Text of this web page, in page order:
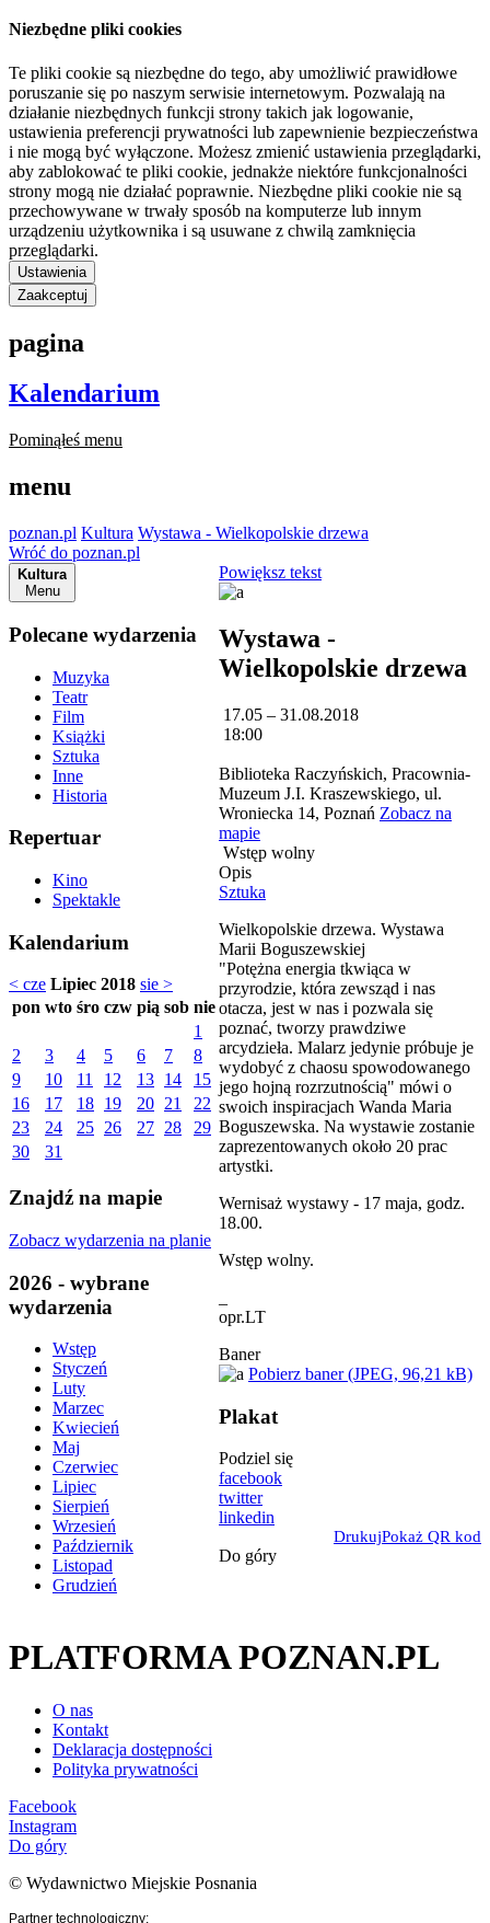
Niezbędne pliki cookies
Te pliki cookie są niezbędne do tego, aby umożliwić prawidłowe
poruszanie się po naszym serwisie internetowym. Pozwalają na
działanie niezbędnych funkcji strony takich jak logowanie,
ustawienia preferencji prywatności lub zapewnienie bezpieczeństwa
i nie mogą być wyłączone. Możesz zmienić ustawienia przeglądarki,
aby zablokować te pliki cookie, jednakże niektóre funkcjonalności
strony mogą nie działać poprawnie. Niezbędne pliki cookie nie są
przechowywane w trwały sposób na komputerze lub innym
urządzeniu użytkownika i są usuwane z chwilą zamknięcia
przeglądarki.
Ustawienia
Zaakceptuj
pagina
Kalendarium
Pominąłeś menu
menu
poznan.pl Kultura Wystawa - Wielkopolskie drzewa
Wróć do poznan.pl
Kultura
Menu
Polecane wydarzenia
Muzyka
Teatr
Film
Książki
Sztuka
Inne
Historia
Repertuar
Kino
Spektakle
Kalendarium
< cze Lipiec 2018 sie >
pon wto śro czw pią sob nie
1
2
3 4 5 6 7
8
9
10 11 12 13 14
15
16
17 18 19 20 21
22
23
24 25 26 27 28
29
30
31
Znajdź na mapie
Zobacz wydarzenia na planie
2026 - wybrane
wydarzenia
Wstęp
Styczeń
Luty
Marzec
Kwiecień
Maj
Czerwiec
Lipiec
Sierpień
Wrzesień
Październik
Listopad
Grudzień
Powiększ tekst
Wystawa -
Wielkopolskie drzewa
17.05 – 31.08.2018
18:00
Biblioteka Raczyńskich, Pracownia-
Muzeum J.I. Kraszewskiego, ul.
Wroniecka 14, Poznań Zobacz na
mapie
Wstęp wolny
Opis
Sztuka
Wielkopolskie drzewa. Wystawa
Marii Boguszewskiej
"Potężna energia tkwiąca w
przyrodzie, która zewsząd i nas
otacza, jest w nas i pozwala się
poznać, tworzy prawdziwe
arcydzieła. Malarz jedynie próbuje je
wydobyć z chaosu spowodowanego
jego hojną rozrzutnością" mówi o
swoich inspiracjach Wanda Maria
Boguszewska. Na wystawie zostanie
zaprezentowanych około 20 prac
artystki.
Wernisaż wystawy - 17 maja, godz.
18.00.
Wstęp wolny.
opr.LT
Baner
Pobierz baner (JPEG, 96,21 kB)
Plakat
Podziel się
facebook
twitter
linkedin
DrukujPokaż QR kod
Do góry
PLATFORMA POZNAN.PL
O nas
Kontakt
Deklaracja dostępności
Polityka prywatności
Facebook
Instagram
Do góry
© Wydawnictwo Miejskie Posnania
Partner technologiczny: